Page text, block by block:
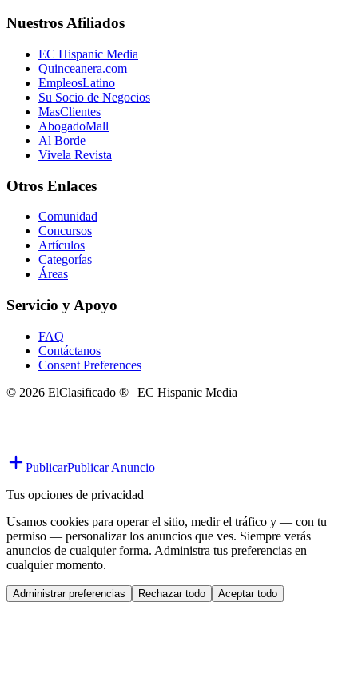
Nuestros Afiliados
EC Hispanic Media
Quinceanera.com
EmpleosLatino
Su Socio de Negocios
MasClientes
AbogadoMall
Al Borde
Vivela Revista
Otros Enlaces
Comunidad
Concursos
Artículos
Categorías
Áreas
Servicio y Apoyo
FAQ
Contáctanos
Consent Preferences
© 2026 ElClasificado ® | EC Hispanic Media
PublicarPublicar Anuncio
Tus opciones de privacidad
Usamos cookies para operar el sitio, medir el tráfico y — con tu
permiso — personalizar los anuncios que ves. Siempre verás
anuncios de cualquier forma. Administra tus preferencias en
cualquier momento.
Administrar preferencias Rechazar todo Aceptar todo